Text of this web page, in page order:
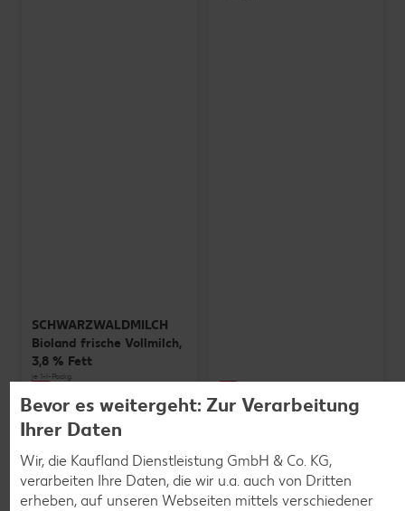
SCHWARZWALDMILCH
Bioland frische Vollmilch,
3,8 % Fett
je 1-l-Packg.
1.59 1.29
Bevor es weitergeht: Zur Verarbeitung
Ihrer Daten
Wir, die Kaufland Dienstleistung GmbH & Co. KG,
verarbeiten Ihre Daten, die wir u.a. auch von Dritten
erheben, auf unseren Webseiten mittels verschiedener